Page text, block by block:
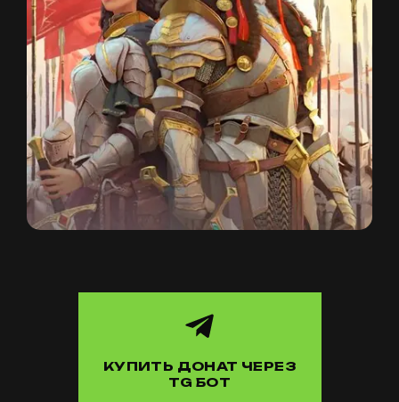
КУПИТЬ ДОНАТ ЧЕРЕЗ
TG БОТ